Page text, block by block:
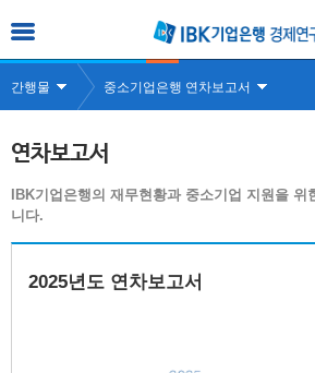
간행물 중소기업은행 연차보고서
연차보고서
IBK기업은행의 재무현황과 중소기업 지원을
니다.
2025년도 연차보고서